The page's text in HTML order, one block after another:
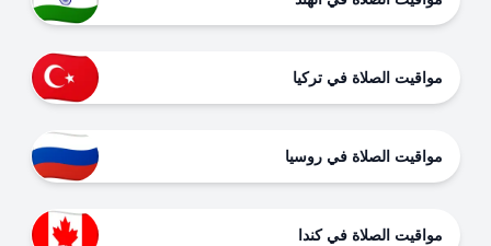
مواقيت الصلاة في تركيا
مواقيت الصلاة في روسيا
مواقيت الصلاة في كندا